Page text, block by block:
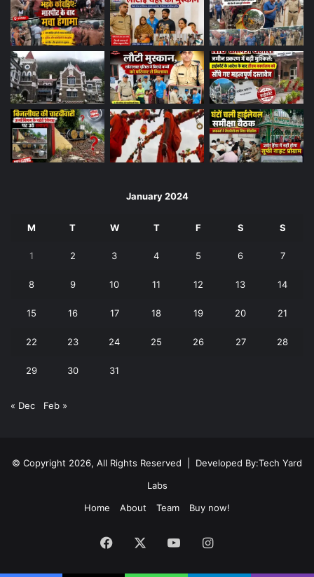
January 2024
M T W T F S S
1 2 3 4 5 6 7
8 9 10 11 12 13 14
15 16 17 18 19 20 21
22 23 24 25 26 27 28
29 30 31
« Dec Feb »
© Copyright 2026, All Rights Reserved | Developed By:Tech Yard
Labs
Home
About Team Buy now!
Facebook YouTubeInstagram